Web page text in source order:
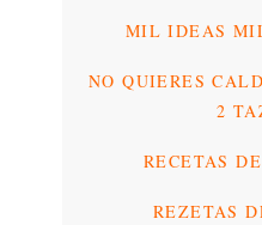
MIL IDEAS
NO QUIERES
2
RECETAS
REZETAS